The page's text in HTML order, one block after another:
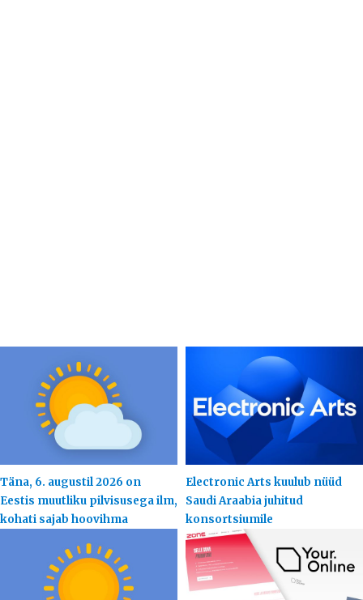
Täna, 6. augustil 2026 on
Eestis muutliku pilvisusega ilm,
kohati sajab hoovihma
Electronic Arts kuulub nüüd
Saudi Araabia juhitud
konsortsiumile